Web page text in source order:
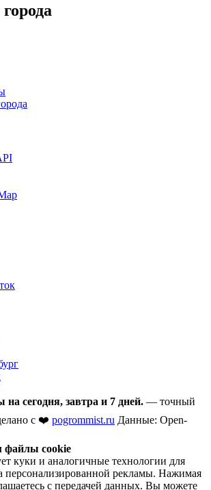
на сегодня, завтра и 7 дней. — точный
с ❤️ pogrommist.ru Данные: Open-
файлы cookie
куки и аналогичные технологии для
персонализированной рекламы. Нажимая
с передачей данных. Вы можете